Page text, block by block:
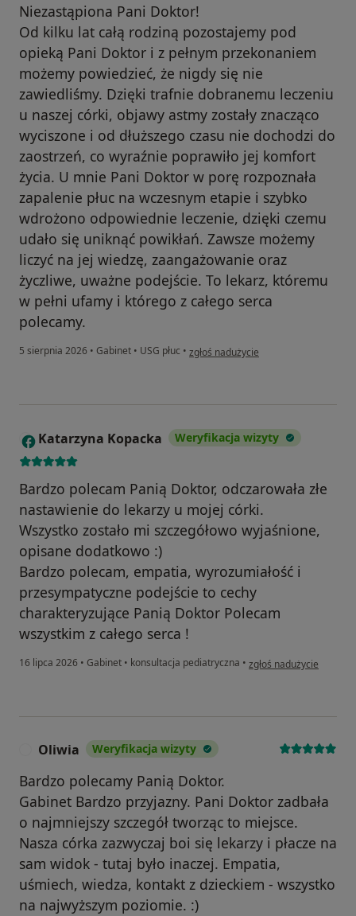
Niezastąpiona Pani Doktor!
Od kilku lat całą rodziną pozostajemy pod
opieką Pani Doktor i z pełnym przekonaniem
możemy powiedzieć, że nigdy się nie
zawiedliśmy. Dzięki trafnie dobranemu leczeniu
u naszej córki, objawy astmy zostały znacząco
wyciszone i od dłuższego czasu nie dochodzi do
zaostrzeń, co wyraźnie poprawiło jej komfort
życia. U mnie Pani Doktor w porę rozpoznała
zapalenie płuc na wczesnym etapie i szybko
wdrożono odpowiednie leczenie, dzięki czemu
udało się uniknąć powikłań. Zawsze możemy
liczyć na jej wiedzę, zaangażowanie oraz
życzliwe, uważne podejście. To lekarz, któremu
w pełni ufamy i którego z całego serca
polecamy.
5 sierpnia 2026 • Gabinet • USG płuc • w opinii użytkownika Justyna B
zgłoś nadużycie
K Katarzyna Kopacka Weryfikacja wizyty
Bardzo polecam Panią Doktor, odczarowała złe
nastawienie do lekarzy u mojej córki.
Wszystko zostało mi szczegółowo wyjaśnione,
opisane dodatkowo :)
Bardzo polecam, empatia, wyrozumiałość i
przesympatyczne podejście to cechy
charakteryzujące Panią Doktor Polecam
wszystkim z całego serca !
16 lipca 2026 • Gabinet • konsultacja pediatryczna • w opinii użytkownika
zgłoś nadużycie
Oliwia Weryfikacja wizyty
Bardzo polecamy Panią Doktor.
Gabinet Bardzo przyjazny. Pani Doktor zadbała
o najmniejszy szczegół tworząc to miejsce.
Nasza córka zazwyczaj boi się lekarzy i płacze na
sam widok - tutaj było inaczej. Empatia,
uśmiech, wiedza, kontakt z dzieckiem - wszystko
na najwyższym poziomie. :)